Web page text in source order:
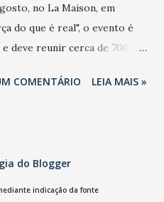
no La Maison, em
do que é real", o evento é
deve reunir cerca de 700
Desde 2022, o NM2B
TikTok e M. Dias Branco.
em que autenticidade
COMENTÁRIO LEIA MAIS »
do Blogger
indicação da fonte